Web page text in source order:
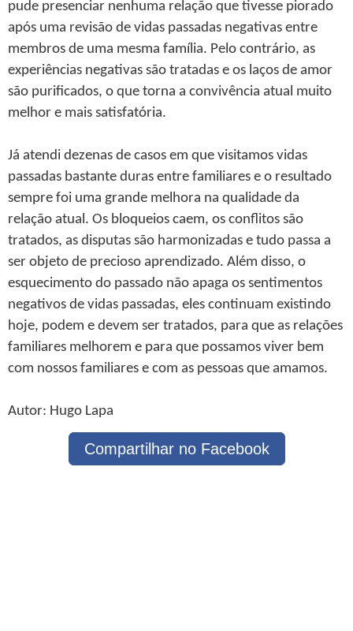
pude presenciar nenhuma relação que tivesse piorado
após uma revisão de vidas passadas negativas entre
membros de uma mesma família. Pelo contrário, as
experiências negativas são tratadas e os laços de amor
são purificados, o que torna a convivência atual muito
melhor e mais satisfatória.
Já atendi dezenas de casos em que visitamos vidas
passadas bastante duras entre familiares e o resultado
sempre foi uma grande melhora na qualidade da
relação atual. Os bloqueios caem, os conflitos são
tratados, as disputas são harmonizadas e tudo passa a
ser objeto de precioso aprendizado. Além disso, o
esquecimento do passado não apaga os sentimentos
negativos de vidas passadas, eles continuam existindo
hoje, podem e devem ser tratados, para que as relações
familiares melhorem e para que possamos viver bem
com nossos familiares e com as pessoas que amamos.
Autor: Hugo Lapa
Compartilhar no Facebook